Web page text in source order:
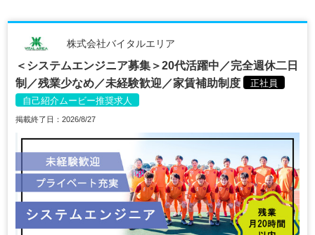
株式会社バイタルエリア
＜システムエンジニア募集＞20代活躍中／完全週休二日
制／残業少なめ／未経験歓迎／家賃補助制度
正社員
自己紹介ムービー推奨求人
掲載終了日：2026/8/27